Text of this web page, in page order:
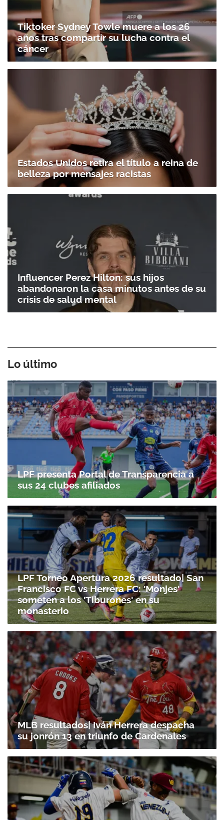
Tiktoker Sydney Towle muere a los 26
años tras compartir su lucha contra el
cáncer
Estados Unidos retira el título a reina de
belleza por mensajes racistas
Influencer Perez Hilton: sus hijos
abandonaron la casa minutos antes de su
crisis de salud mental
Lo último
LPF presenta Portal de Transparencia a
sus 24 clubes afiliados
LPF Torneo Apertura 2026 resultado| San
Francisco FC vs Herrera FC: 'Monjes'
someten a los 'Tiburones' en su
monasterio
MLB resultados| Iván Herrera despacha
su jonrón 13 en triunfo de Cardenales